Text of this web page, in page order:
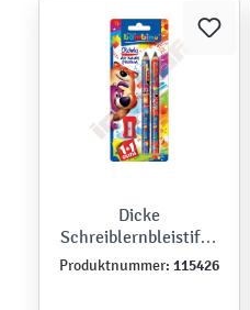
Dicke
Schreiblernbleistifte,
2er-Set
Produktnummer: 115426